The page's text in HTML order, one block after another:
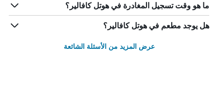
ما هو وقت تسجيل المغادرة في هوتل كافالير؟
هل يوجد مطعم في هوتل كافالير؟
عرض المزيد من الأسئلة الشائعة